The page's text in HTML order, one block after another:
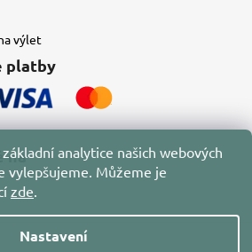
analytice našich webových
vylepšujeme. Můžeme je
zde.
Nastavení
platby
na